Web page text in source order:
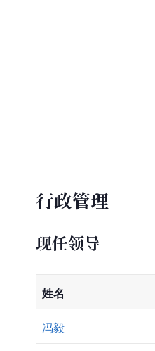
行政管理
现任领导
姓名
冯毅